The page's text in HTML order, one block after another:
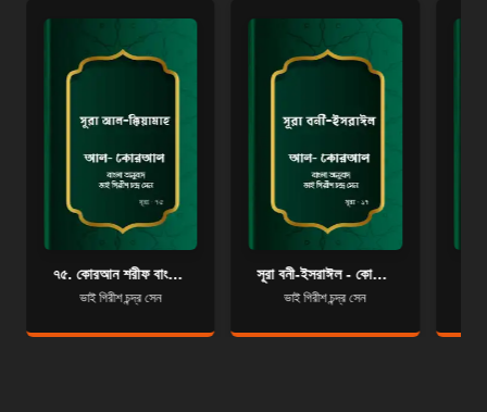
৭৫. কোরআন শরীফ বাংলা অনুবাদ - সূরা আল-কিয়ামাহ
ভাই গিরীশ চন্দ্র সেন
সূরা বনী-ইসরাঈল - কোরআন শরীফ বাংলা অনুবাদ - সূরা ১৭
ভাই গিরীশ চন্দ্র সেন